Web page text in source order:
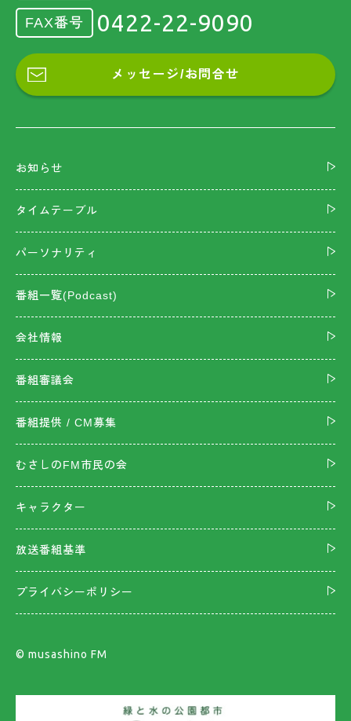
FAX番号 0422-22-9090
メッセージ/お問合せ
お知らせ
タイムテーブル
パーソナリティ
番組一覧(Podcast)
会社情報
番組審議会
番組提供 / CM募集
むさしのFM市民の会
キャラクター
放送番組基準
プライバシーポリシー
©︎ musashino FM